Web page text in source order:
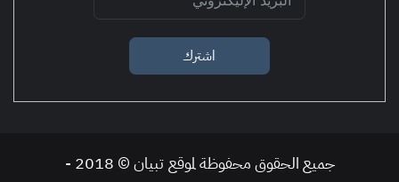
اشترك
جميع الحقوق محفوظة لموقع تبيان © 2018 -